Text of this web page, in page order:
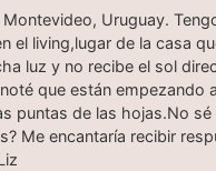
Uruguay.
el living,lugar de la casa
luz y no recibe el sol
que están empezando
puntas de las hojas.No
Me encantaría recibir